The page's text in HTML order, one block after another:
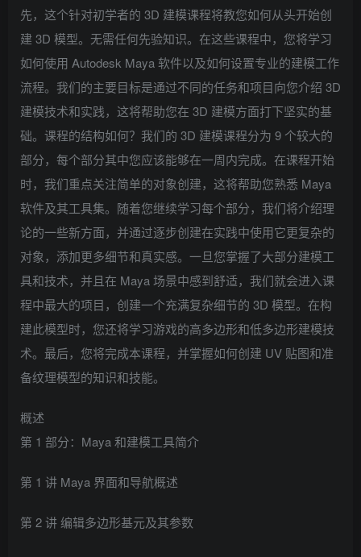
先，这个针对初学者的 3D 建模课程将教您如何从头开始创
建 3D 模型。无需任何先验知识。在这些课程中，您将学习
如何使用 Autodesk Maya 软件以及如何设置专业的建模工作
流程。我们的主要目标是通过不同的任务和项目向您介绍 3D
建模技术和实践，这将帮助您在 3D 建模方面打下坚实的基
础。课程的结构如何？我们的 3D 建模课程分为 9 个较大的
部分，每个部分其中您应该能够在一周内完成。在课程开始
时，我们重点关注简单的对象创建，这将帮助您熟悉 Maya
软件及其工具集。随着您继续学习每个部分，我们将介绍理
论的一些新方面，并通过逐步创建在实践中使用它更复杂的
对象，添加更多细节和真实感。一旦您掌握了大部分建模工
具和技术，并且在 Maya 场景中感到舒适，我们就会进入课
程中最大的项目，创建一个充满复杂细节的 3D 模型。在构
建此模型时，您还将学习游戏的高多边形和低多边形建模技
术。最后，您将完成本课程，并掌握如何创建 UV 贴图和准
备纹理模型的知识和技能。
概述
第 1 部分：Maya 和建模工具简介
第 1 讲 Maya 界面和导航概述
第 2 讲 编辑多边形基元及其参数